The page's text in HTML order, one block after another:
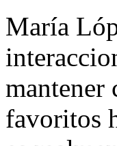
María
mantener
favoritos